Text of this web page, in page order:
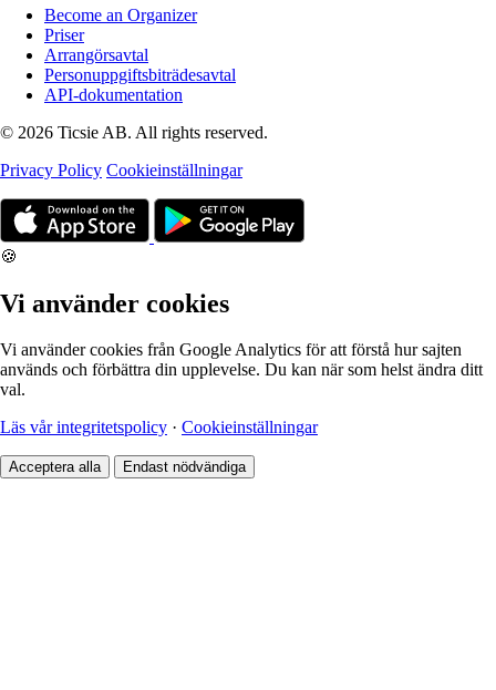
Become an Organizer
Priser
Arrangörsavtal
Personuppgiftsbiträdesavtal
API-dokumentation
© 2026 Ticsie AB. All rights reserved.
Privacy Policy Cookieinställningar
🍪
Vi använder cookies
Vi använder cookies från Google Analytics för att förstå hur sajten
används och förbättra din upplevelse. Du kan när som helst ändra ditt
val.
Läs vår integritetspolicy · Cookieinställningar
Acceptera alla Endast nödvändiga